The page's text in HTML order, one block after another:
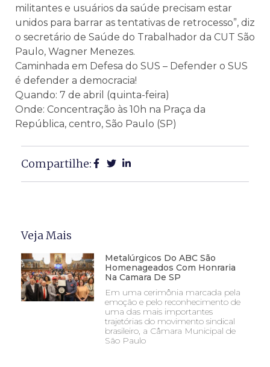
militantes e usuários da saúde precisam estar
unidos para barrar as tentativas de retrocesso”, diz
o secretário de Saúde do Trabalhador da CUT São
Paulo, Wagner Menezes.
Caminhada em Defesa do SUS – Defender o SUS
é defender a democracia!
Quando: 7 de abril (quinta-feira)
Onde: Concentração às 10h na Praça da
República, centro, São Paulo (SP)
Compartilhe:
Veja Mais
Metalúrgicos Do ABC São
Homenageados Com Honraria
Na Camara De SP
Em uma cerimônia marcada pela
emoção e pelo reconhecimento de
uma das mais importantes
trajetórias do movimento sindical
brasileiro, a Câmara Municipal de
São Paulo